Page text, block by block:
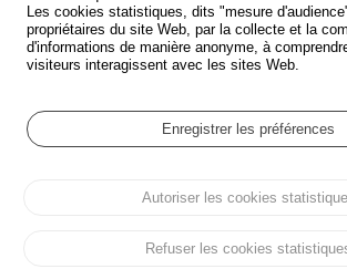
Outils
AGENDA
GLOSSAIRE
Cookie settings
Protection des données
Les cookies statistiques, dits "mesure
propriétaires du site Web, par la collecte et la
d'informations de manière anonyme, à
visiteurs interagissent avec les sites Web.
Enregistrer les préférences
Autoriser les cookies
Refuser les cookies